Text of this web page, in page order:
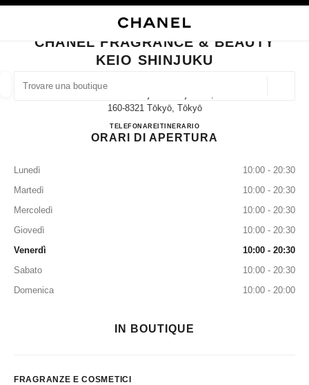
TROVARE UNA BOUTIQUE
I suggerimenti sono mostrati sotto la barra di ricerca
0 Suggerimenti disponibili
CHIUDI LA SCHEDA DELLA BOUTIQUE CHANEL FRAGRANCE & BEAUTY
CHANEL FRAGRANCE & BEAUTY
KEIO SHINJUKU
1-4 Nishishinjuku Shinjukuku,
160-8321 Tōkyō, Tōkyō
TELEFONARE
03-5321-5402ITINERARIO
CHANEL FRAGRANCE
ORARI DI APERTURA
Lunedì
10:00 - 20:30
Martedì
10:00 - 20:30
Mercoledì
10:00 - 20:30
Giovedì
10:00 - 20:30
Venerdì
10:00 - 20:30
Sabato
10:00 - 20:30
Domenica
10:00 - 20:00
IN BOUTIQUE
FRAGRANZE E COSMETICI
OCCHIALI OROLOGERIA E GIOIELLERIA